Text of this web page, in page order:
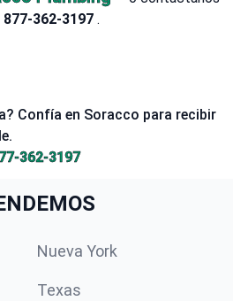
877-362-3197 .
Confía en Soracco para recibir
362-3197
Nueva York
Texas